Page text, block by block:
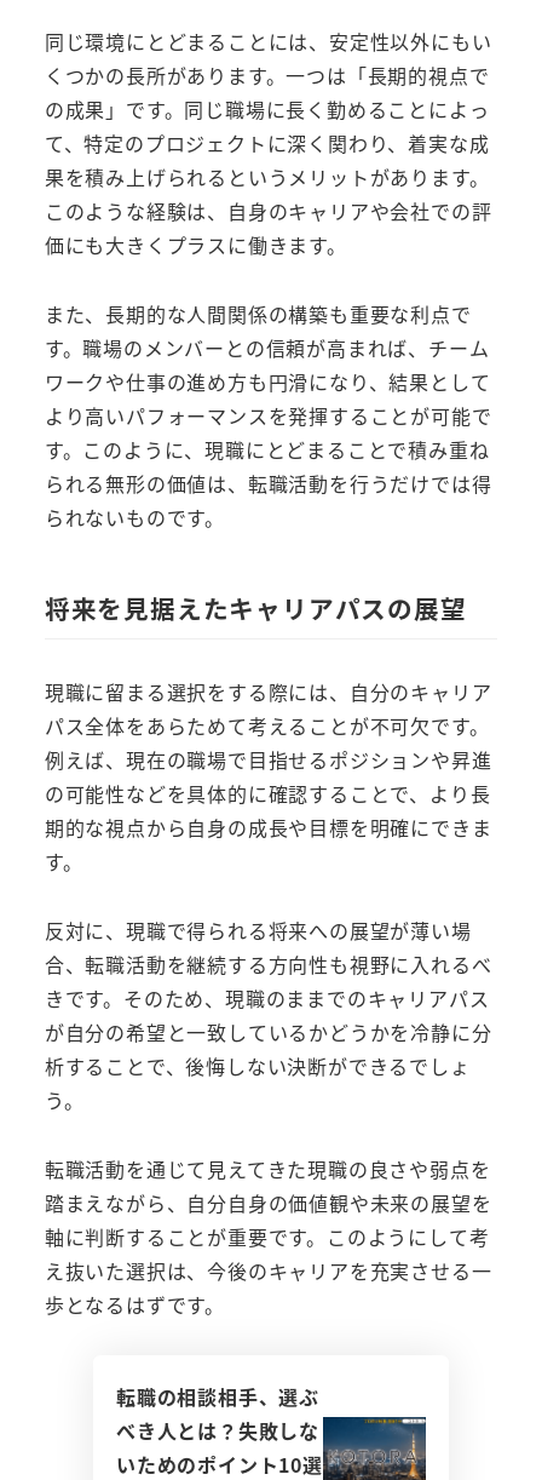
同じ環境にとどまることには、安定性以外にもい
くつかの長所があります。一つは「長期的視点で
の成果」です。同じ職場に長く勤めることによっ
て、特定のプロジェクトに深く関わり、着実な成
果を積み上げられるというメリットがあります。
このような経験は、自身のキャリアや会社での評
価にも大きくプラスに働きます。
また、長期的な人間関係の構築も重要な利点で
す。職場のメンバーとの信頼が高まれば、チーム
ワークや仕事の進め方も円滑になり、結果として
より高いパフォーマンスを発揮することが可能で
す。このように、現職にとどまることで積み重ね
られる無形の価値は、転職活動を行うだけでは得
られないものです。
将来を見据えたキャリアパスの展望
現職に留まる選択をする際には、自分のキャリア
パス全体をあらためて考えることが不可欠です。
例えば、現在の職場で目指せるポジションや昇進
の可能性などを具体的に確認することで、より長
期的な視点から自身の成長や目標を明確にできま
す。
反対に、現職で得られる将来への展望が薄い場
合、転職活動を継続する方向性も視野に入れるべ
きです。そのため、現職のままでのキャリアパス
が自分の希望と一致しているかどうかを冷静に分
析することで、後悔しない決断ができるでしょ
う。
転職活動を通じて見えてきた現職の良さや弱点を
踏まえながら、自分自身の価値観や未来の展望を
軸に判断することが重要です。このようにして考
え抜いた選択は、今後のキャリアを充実させる一
歩となるはずです。
転職の相談相手、選ぶ
べき人とは？失敗しな
いためのポイント10選